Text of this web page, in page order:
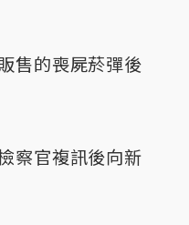
售的喪屍菸彈後
察官複訊後向新